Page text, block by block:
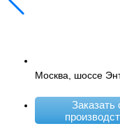
Москва, шоссе
Заказать